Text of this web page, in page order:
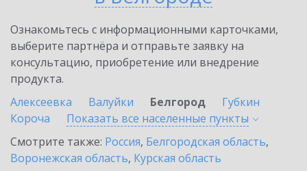
Ознакомьтесь с информационными карточками,
выберите партнёра и отправьте заявку на
консультацию, приобретение или внедрение
продукта.
Алексеевка
Валуйки Белгород
Губкин
Короча
Показать все населенные пункты
Смотрите также: Россия, Белгородская область,
Воронежская область, Курская область